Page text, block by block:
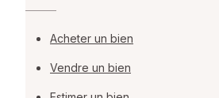
Acheter un bien
Vendre un bien